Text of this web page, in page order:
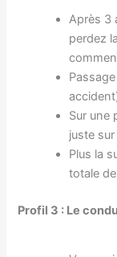
Après 3
perdez
Sur une
juste
Plus la
totale
Profil 3 : Le